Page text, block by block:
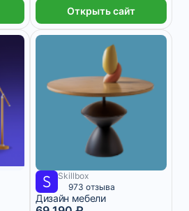
Открыть сайт
5 766 ₽/мес
Skillbox
973 отзыва
Дизайн мебели